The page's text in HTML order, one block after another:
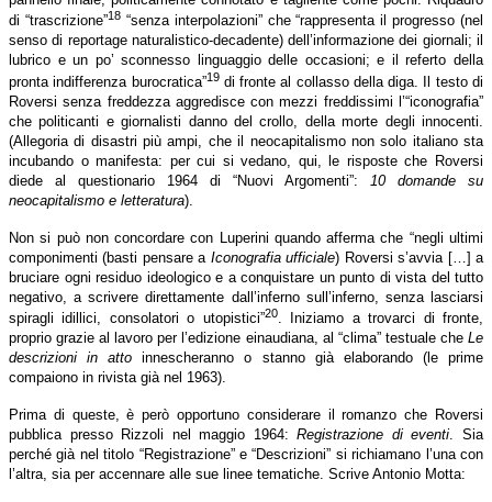
di “trascrizione”18“senza interpolazioni” che “rappresenta il progresso (nel
senso di reportage naturalistico-decadente) dell’informazione dei giornali; il
lubrico e un po’ sconnesso linguaggio delle occasioni; e il referto della
pronta indifferenza burocratica”19di fronte al collasso della diga. Il testo di
Roversi senza freddezza aggredisce con mezzi freddissimi l’“iconografia”
che politicanti e giornalisti danno del crollo, della morte degli innocenti.
(Allegoria di disastri più ampi, che il neocapitalismo non solo italiano sta
incubando o manifesta: per cui si vedano, qui, le risposte che Roversi
diede al questionario 1964 di “Nuovi Argomenti”:
10 domande su
neocapitalismo e letteratura).
Non si può non concordare con Luperini quando afferma che “negli ultimi
componimenti (basti pensare a Iconografia ufficiale) Roversi s’avvia […] a
bruciare ogni residuo ideologico e a conquistare un punto di vista del tutto
negativo, a scrivere direttamente dall’inferno sull’inferno, senza lasciarsi
spiragli idillici, consolatori o utopistici”20. Iniziamo a trovarci di fronte,
proprio grazie al lavoro per l’edizione einaudiana, al “clima” testuale che Le
descrizioni in attoinnescheranno o stanno già elaborando (le prime
compaiono in rivista già nel 1963).
Prima di queste, è però opportuno considerare il romanzo che Roversi
pubblica presso Rizzoli nel maggio 1964:Registrazione di eventi. Sia
perché già nel titolo “Registrazione” e “Descrizioni” si richiamano l’una con
l’altra, sia per accennare alle sue linee tematiche. Scrive Antonio Motta: